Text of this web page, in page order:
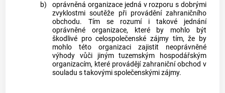
b)
oprávněná organizace jedná v rozporu s dobrými
zvyklostmi soutěže při provádění zahraničního
obchodu. Tím se rozumí i takové jednání
oprávněné organizace, které by mohlo být
škodlivé pro celospolečenské zájmy tím, že by
mohlo této organizaci zajistit neoprávněné
výhody vůči jiným tuzemským hospodářským
organizacím, které provádějí zahraniční obchod v
souladu s takovými společenskými zájmy.